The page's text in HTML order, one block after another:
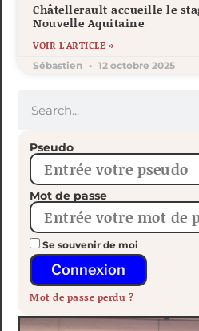
Châtellerault accueille le
Nouvelle Aquitaine
VOIR L'ARTICLE »
Sébastien 12 octobre 2025
Pseudo
Mot de passe
Se souvenir de moi
Connexion
Mot de passe perdu ?